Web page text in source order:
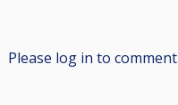
Please log in to comment